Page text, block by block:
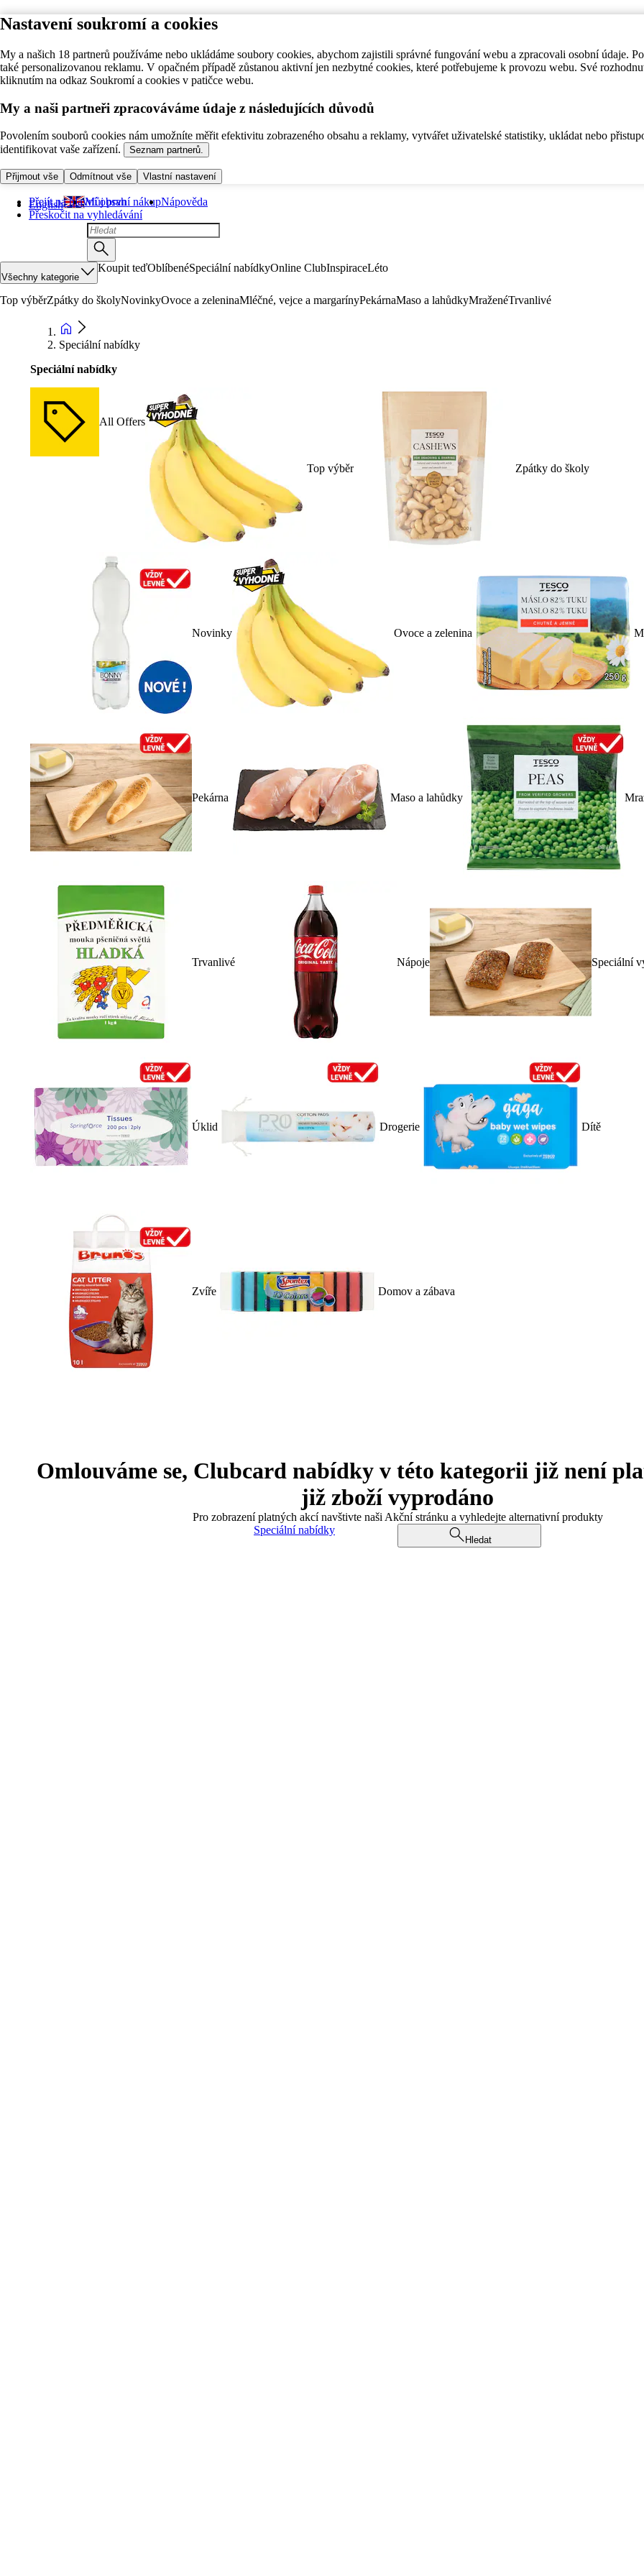
Nastavení soukromí a cookies
My a našich 18 partnerů používáme nebo ukládáme soubory cookies, abychom zajistili správné fungování webu a zpracovali osobní údaje.
také personalizovanou reklamu. V opačném případě zůstanou aktivní jen nezbytné cookies, které potřebujeme k provozu webu. Své
kliknutím na odkaz Soukromí a cookies v patičce webu.
My a naši partneři zpracováváme údaje z následujících důvodů
Povolením souborů cookies nám umožníte měřit efektivitu zobrazeného obsahu a reklamy, vytvářet uživatelské statistiky, ukládat nebo
identifikovat vaše zařízení.
Seznam partnerů.
Přijmout vše Odmítnout vše Vlastní nastavení
Přejít na hlavní obsah
Přeskočit na vyhledávání
English Můj první nákupNápověda
Všechny kategorie
Koupit teďOblíbenéSpeciální nabídkyOnline ClubInspiraceLéto
Top výběrZpátky do školyNovinkyOvoce a zeleninaMléčné, vejce a margarínyPekárnaMaso a lahůdkyMraženéTrvanlivé
Speciální nabídky
Speciální nabídky
All Offers
Top výběr Zpátky do školy
Novinky Ovoce a zelenina
Pekárna Maso a lahůdky
Trvanlivé Nápoje Speciální
Úklid Drogerie Dítě
Zvíře Domov a zábava
Omlouváme se, Clubcard nabídky v této kategorii již není
již zboží vyprodáno
Pro zobrazení platných akcí navštivte naši Akční stránku a vyhledejte alternativní produkty
Speciální nabídky
Hledat